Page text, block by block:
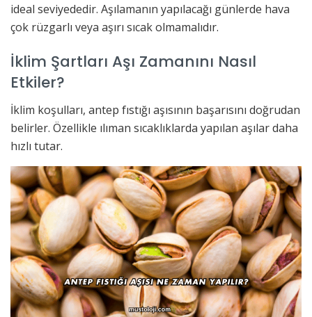
ideal seviyededir. Aşılamanın yapılacağı günlerde hava
çok rüzgarlı veya aşırı sıcak olmamalıdır.
İklim Şartları Aşı Zamanını Nasıl
Etkiler?
İklim koşulları, antep fıstığı aşısının başarısını doğrudan
belirler. Özellikle ılıman sıcaklıklarda yapılan aşılar daha
hızlı tutar.